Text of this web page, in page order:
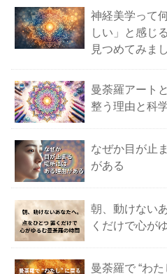
神経美学って
しい」と感じ
見つめてみま
曼荼羅アート
整う理由と科
なぜか目が止
がある
朝、動けない
くだけで心が
曼荼羅で “わ